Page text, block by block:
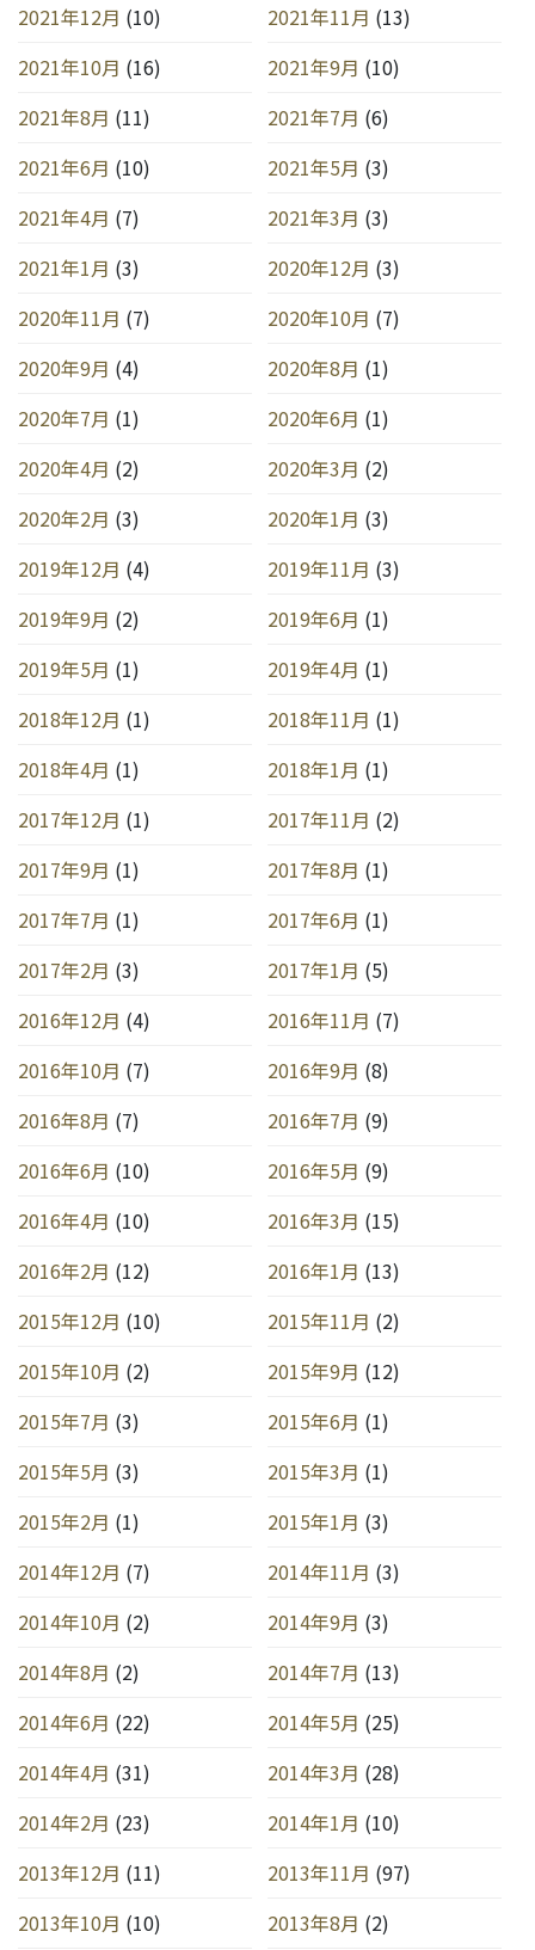
2021年12月 (10) 2021年11月 (13)
2021年10月 (16) 2021年9月 (10)
2021年8月 (11) 2021年7月 (6)
2021年6月 (10) 2021年5月 (3)
2021年4月 (7) 2021年3月 (3)
2021年1月 (3) 2020年12月 (3)
2020年11月 (7) 2020年10月 (7)
2020年9月 (4) 2020年8月 (1)
2020年7月 (1) 2020年6月 (1)
2020年4月 (2) 2020年3月 (2)
2020年2月 (3) 2020年1月 (3)
2019年12月 (4) 2019年11月 (3)
2019年9月 (2) 2019年6月 (1)
2019年5月 (1) 2019年4月 (1)
2018年12月 (1) 2018年11月 (1)
2018年4月 (1) 2018年1月 (1)
2017年12月 (1) 2017年11月 (2)
2017年9月 (1) 2017年8月 (1)
2017年7月 (1) 2017年6月 (1)
2017年2月 (3) 2017年1月 (5)
2016年12月 (4) 2016年11月 (7)
2016年10月 (7) 2016年9月 (8)
2016年8月 (7) 2016年7月 (9)
2016年6月 (10) 2016年5月 (9)
2016年4月 (10) 2016年3月 (15)
2016年2月 (12) 2016年1月 (13)
2015年12月 (10) 2015年11月 (2)
2015年10月 (2) 2015年9月 (12)
2015年7月 (3) 2015年6月 (1)
2015年5月 (3) 2015年3月 (1)
2015年2月 (1) 2015年1月 (3)
2014年12月 (7) 2014年11月 (3)
2014年10月 (2) 2014年9月 (3)
2014年8月 (2) 2014年7月 (13)
2014年6月 (22) 2014年5月 (25)
2014年4月 (31) 2014年3月 (28)
2014年2月 (23) 2014年1月 (10)
2013年12月 (11) 2013年11月 (97)
2013年10月 (10) 2013年8月 (2)